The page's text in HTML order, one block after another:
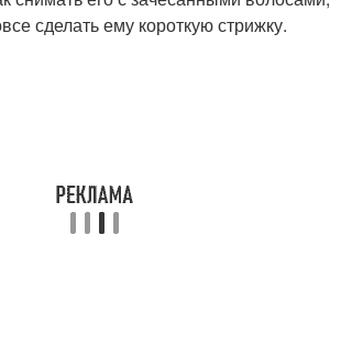
сделать ему короткую стрижку.